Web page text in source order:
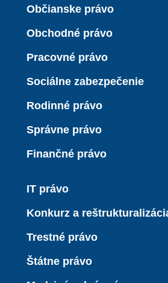
Občianske právo
Obchodné právo
Pracovné právo
Sociálne zabezpečenie
Rodinné právo
Správne právo
Finančné právo
IT právo
Konkurz a
Trestné právo
Štátne právo